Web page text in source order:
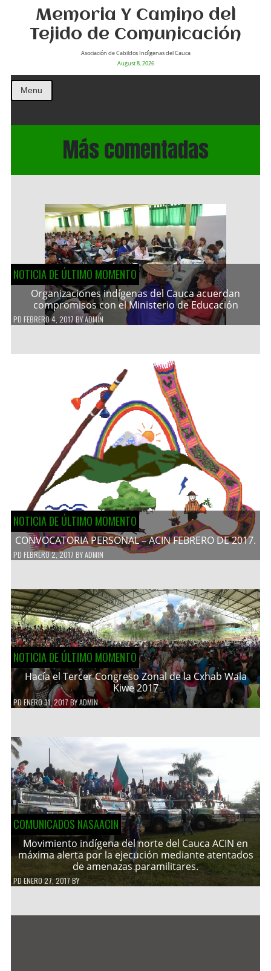
Memoria Y Camino del
Tejido de Comunicación
Asociación de Cabildos Indìgenas del Cauca
August 8, 2026
Menu
Más comentadas
NOTICIA DE ÚLTIMO MOMENTO
Organizaciones indígenas del Cauca acuerdan
compromisos con el Ministerio de Educación
PD FEBRERO 4, 2017 BYADMIN
NOTICIA DE ÚLTIMO MOMENTO
CONVOCATORIA PERSONAL – ACIN FEBRERO DE 2017.
PD FEBRERO 2, 2017 BYADMIN
NOTICIA DE ÚLTIMO MOMENTO
Hacía el Tercer Congreso Zonal de la Cxhab Wala
Kiwe 2017
PDENERO 31, 2017 BYADMIN
COMUNICADOS NASAACIN
Movimiento indígena del norte del Cauca ACIN en
máxima alerta por la ejecución mediante atentados
de amenazas paramilitares.
PDENERO 27, 2017 BY